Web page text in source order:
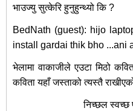
भाउज्यु सुत्केरि हुनुहुन्थ्यो कि ?
BedNath (guest): hijo
install gardai thik bho ...ani
भेलामा वाकाजीले एउटा मिठो
कविता यहाँ जस्ताको त्यस्तै
निच्छल स्वच्छ